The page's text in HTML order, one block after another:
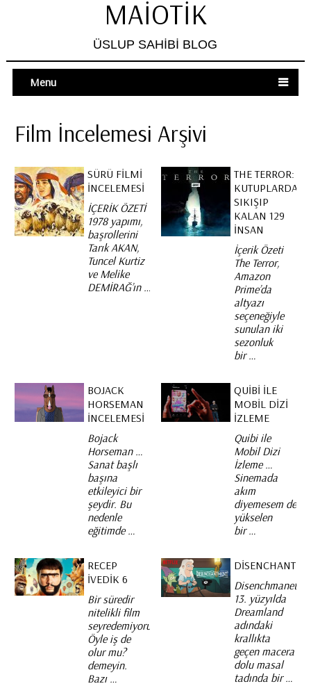
MAIOTIK
ÜSLUP SAHIBI BLOG
Menu
Film İncelemesi Arşivi
SÜRÜ FILMI
İNCELEMESI
İÇERİK ÖZETİ
1978 yapımı,
başrollerini
Tarık AKAN,
Tuncel Kurtiz
ve Melike
DEMİRAĞ’ın …
THE TERROR:
KUTUPLARDA
SIKIŞIP
KALAN 129
İNSAN
İçerik Özeti
The Terror,
Amazon
Prime’da
altyazı
seçeneğiyle
sunulan iki
sezonluk
bir …
BOJACK
HORSEMAN
İNCELEMESI
Bojack
Horseman …
Sanat başlı
başına
etkileyici bir
şeydir. Bu
nedenle
eğitimde …
QUIBI ILE
MOBIL DIZI
İZLEME
Quibi ile
Mobil Dizi
İzleme …
Sinemada
akım
diyemesem de
yükselen
bir …
RECEP
İVEDIK 6
Bir süredir
nitelikli film
seyredemiyorum.
Öyle iş de
olur mu?
demeyin.
Bazı …
Disenchmanet,
13. yüzyılda
Dreamland
adındaki
krallıkta
geçen macera
dolu masal
tadında bir …